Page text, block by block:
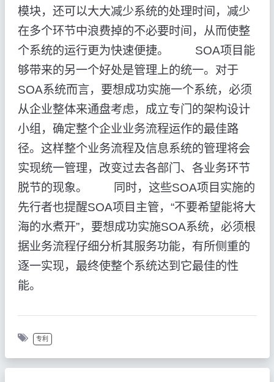
模块，还可以大大减少系统的处理时间，减少
在多个环节中浪费掉的不必要时间，从而使整
个系统的运行更为快速便捷。 SOA项目能
够带来的另一个好处是管理上的统一。对于
SOA系统而言，要想成功实施一个系统，必须
从企业整体来通盘考虑，成立专门的架构设计
小组，确定整个企业业务流程运作的最佳路
径。这样整个业务流程及信息系统的管理将会
实现统一管理，改变过去各部门、各业务环节
脱节的现象。 同时，这些SOA项目实施的
先行者也提醒SOA项目主管，“不要希望能将大
海的水煮开”，要想成功实施SOA系统，必须根
据业务流程仔细分析其服务功能，有所侧重的
逐一实现，最终使整个系统达到它最佳的性
能。
专利